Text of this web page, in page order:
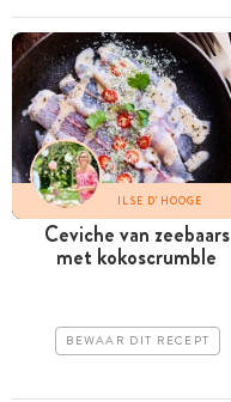
ILSE D'HOOGE
Ceviche van zeebaars
met kokoscrumble
BEWAAR DIT RECEPT